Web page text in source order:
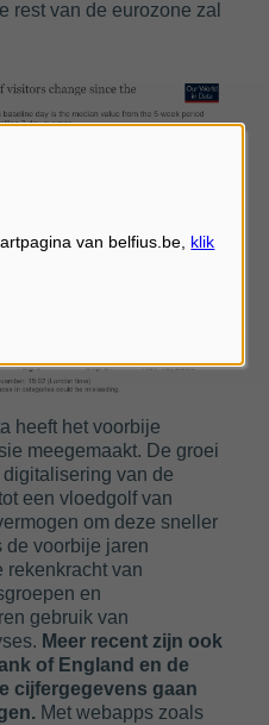
rest van de eurozone zal
heeft het voorbije
meegemaakt. De groei
van de
een vloedgolf van
om deze sneller
de voorbije jaren
rekenkracht van
en
gebruik van
Meer recent zijn ook
of England en de
cijfergegevens gaan
Met webapps zoals